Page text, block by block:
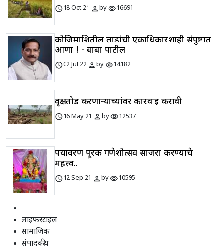
schedule18 Oct 21 personbyvisibility16691
कोजिमाशितील लाडांची एकाधिकारशाही संपुष्टात
आणा ! - बाबा पाटील
schedule02 Jul 22 personbyvisibility14182
वृक्षतोड करणाऱ्याच्यांवर कारवाई करावी
schedule16 May 21 personbyvisibility12537
पर्यावरण पूरक गणेशोत्सव साजरा करण्याचे
महत्त्व..
schedule12 Sep 21 personbyvisibility10595
लाइफस्टाइल
सामाजिक
संपादकीय